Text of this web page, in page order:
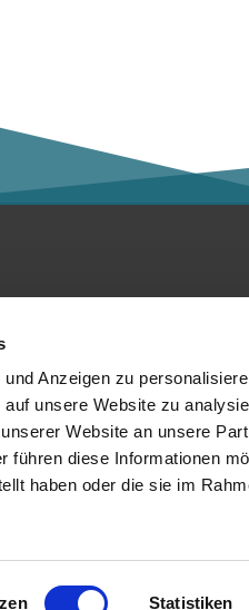
Anzeigen zu
unsere Website zu
Website an unsere
führen diese Informationen
haben oder die sie im
Statistiken
FH